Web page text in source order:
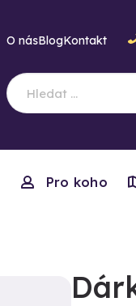
O násBlogKontakt
Pro koho